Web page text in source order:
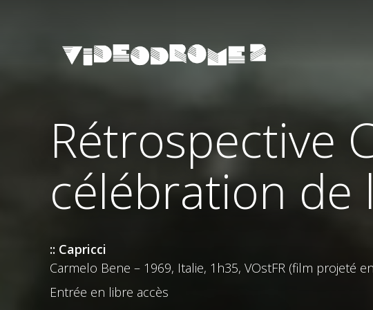
Rétrospective
célébration de
:: Capricci
Carmelo Bene – 1969, Italie, 1h35, VOstFR (film projeté
Entrée en libre accès